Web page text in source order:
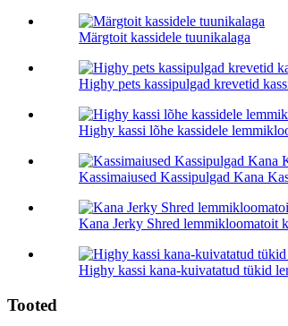
Märgtoit kassidele tuunikalaga
Highy pets kassipulgad krevetid
Highy kassi lõhe kassidele
Kassimaiused Kassipulgad Kana
Kana Jerky Shred lemmikloomatoit
Highy kassi kana-kuivatatud tükid
Tooted